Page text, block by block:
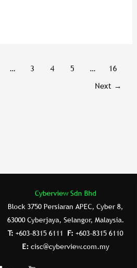
… 3 4 5 …
16
Next →
Cyberview Sdn Bhd
Block 3750 Persiaran APEC, Cyber 8,
63000 Cyberjaya, Selangor, Malaysia.
T: +603-8315 6111 F: +603-8315 6110
E: cisc@cyberview.com.my